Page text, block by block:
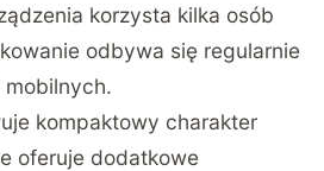
korzysta kilka osób
odbywa się regularnie
mobilnych.
kompaktowy charakter
oferuje dodatkowe